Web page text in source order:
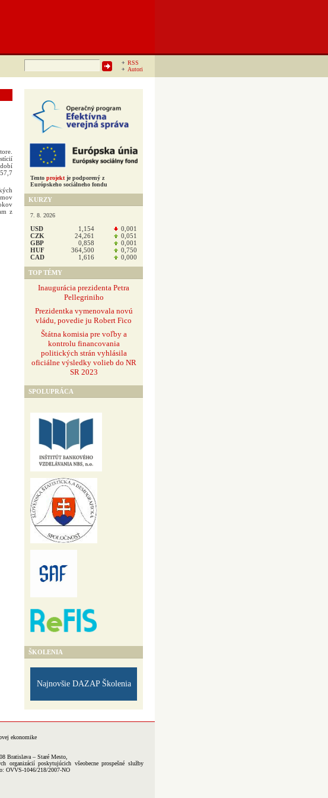
RSS
Autori
Hľadať:
z
Tento projekt je podporený z
Európskeho sociálneho fondu
KURZY
7. 8. 2026
USD 1,154
0,001
CZK
24,261
0,051
GBP
0,858
0,001
HUF
364,500
0,750
CAD
1,616 0,000
TOP TÉMY
Inaugurácia prezidenta Petra
Pellegriniho
Prezidentka vymenovala novú
vládu, povedie ju Robert Fico
Štátna komisia pre voľby a
kontrolu financovania
politických strán vyhlásila
oficiálne výsledky volieb do NR
SR 2023
SPOLUPRÁCA
ŠKOLENIA
Najnovšie DAZAP Školenia
ekonomike
Bratislava – Staré Mesto,
poskytujúcich všeobecne prospešné služby
OVVS-1046/218/2007-NO